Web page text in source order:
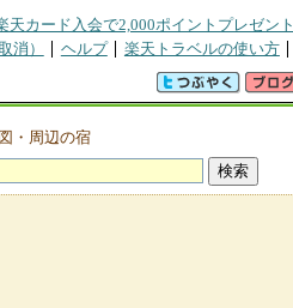
天カード入会で2,000ポイントプレゼント
消） ヘルプ 楽天トラベルの使い方
・周辺の宿